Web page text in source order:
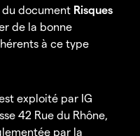
document Risques
de la bonne
à ce type
exploité par IG
42 Rue du Rhône,
par la